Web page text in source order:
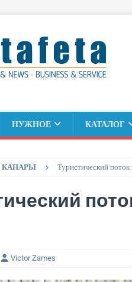
НУЖНОЕ КАТАЛОГ
КАНАРЫ Туристический
Victor Zames